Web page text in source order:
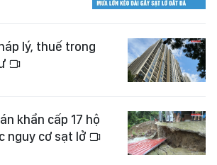
lý, thuế trong
khẩn cấp 17 hộ
nguy cơ sạt lở